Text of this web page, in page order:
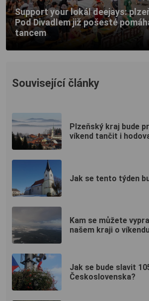
Support your lokál deejays:
Pod Divadlem již pošesté
tancem
Související články
Plzeňský kraj bude
víkend tančit i
Jak se tento týden
Kam se můžete
našem kraji o
Jak se bude slavit
Československa?